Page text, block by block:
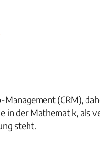
(CRM),
in der Mathematik, als
steht.